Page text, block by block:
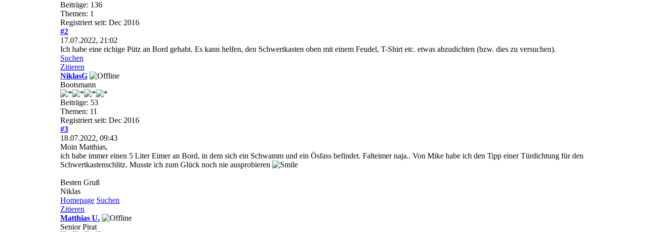
Beiträge: 136
Themen: 1
Registriert seit: Dec 2016
#2
17.07.2022, 21:02
Ich habe eine richige Pütz an Bord gehabt. Es kann helfen, den Schwertkasten oben mit einem Feudel, T-Shirt etc. etwas abzudichten (bzw. dies zu versuchen).
Suchen
Zitieren
NiklasG
Bootsmann
Beiträge: 53
Themen: 11
Registriert seit: Dec 2016
#3
18.07.2022, 09:43
Moin Matthias,
ich habe immer einen 5 Liter Eimer an Bord, in dem sich ein Schwamm und ein Ösfass befindet. Falteimer naja.. Von Mike habe ich den Tipp einer Türdichtung für den
Schwertkastenschlitz. Musste ich zum Glück noch nie ausprobieren
Besten Gruß
Niklas
Homepage Suchen
Zitieren
Matthias U.
Senior Pirat